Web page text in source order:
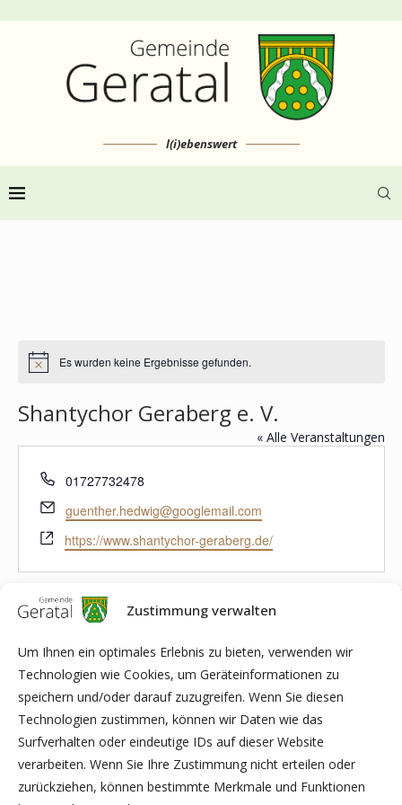
Zustimmung verwalten
Um Ihnen ein optimales Erlebnis zu bieten, verwenden wir
Technologien wie Cookies, um Geräteinformationen zu
speichern und/oder darauf zuzugreifen. Wenn Sie diesen
Technologien zustimmen, können wir Daten wie das
Surfverhalten oder eindeutige IDs auf dieser Website
verarbeiten. Wenn Sie Ihre Zustimmung nicht erteilen oder
zurückziehen, können bestimmte Merkmale und Funktionen
l(i)ebenswert
HinweisEs wurden keine Ergebnisse gefunden.
Shantychor Geraberg e. V.
« Alle Veranstaltungen
Telefon
01727732478
Email
guenther.hedwig@googlemail.com
Webseite
https://www.shantychor-geraberg.de/
Veranstaltungen von diesem veranstalter
Anstehende
Datum
wählen.
Vorherige Veranstaltungen
NÄCHSTE
KALENDER ABONNIEREN